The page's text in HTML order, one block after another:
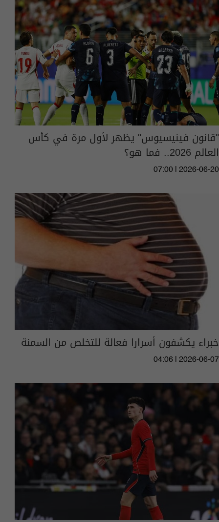
"قانون فينيسيوس" يظهر لأول مرة في كأس
العالم 2026.. فما هو؟
07:00 | 2026-06-20
خبراء يكشفون أسرارا فعالة للتخلص من السمنة
04:06 | 2026-06-07